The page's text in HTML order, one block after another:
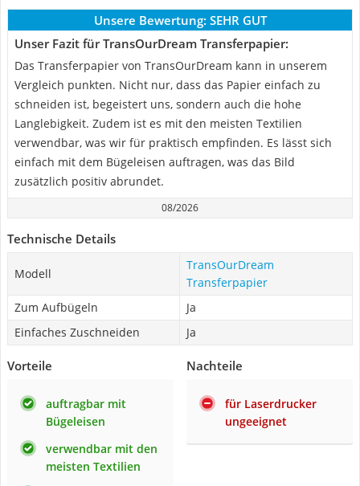
Unsere Bewertung: SEHR GUT
Unser Fazit für TransOurDream Transferpapier:
Das Transferpapier von TransOurDream kann in unserem
Vergleich punkten. Nicht nur, dass das Papier einfach zu
schneiden ist, begeistert uns, sondern auch die hohe
Langlebigkeit. Zudem ist es mit den meisten Textilien
verwendbar, was wir für praktisch empfinden. Es lässt sich
einfach mit dem Bügeleisen auftragen, was das Bild
zusätzlich positiv abrundet.
08/2026
Technische Details
Modell
TransOurDream
Transferpapier
Zum Aufbügeln
Ja
Einfaches Zuschneiden
Ja
Vorteile
auftragbar mit
Bügeleisen
verwendbar mit den
meisten Textilien
Nachteile
für Laserdrucker
ungeeignet